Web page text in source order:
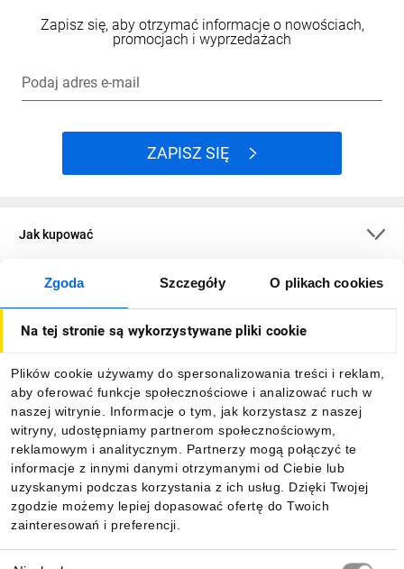
Zgoda Szczegóły O plikach cookies
Na tej stronie są wykorzystywane pliki cookie
Plików cookie używamy do spersonalizowania treści i reklam,
aby oferować funkcje społecznościowe i analizować ruch w
naszej witrynie. Informacje o tym, jak korzystasz z naszej
witryny, udostępniamy partnerom społecznościowym,
reklamowym i analitycznym. Partnerzy mogą połączyć te
informacje z innymi danymi otrzymanymi od Ciebie lub
uzyskanymi podczas korzystania z ich usług. Dzięki Twojej
zgodzie możemy lepiej dopasować ofertę do Twoich
zainteresowań i preferencji.
Zapisz się, aby otrzymać informacje o nowościach,
promocjach i wyprzedażach
Podaj adres e-mail
ZAPISZ SIĘ
Jak kupować
O firmie
Informacje
Pobierz naszą aplikację mobilną: